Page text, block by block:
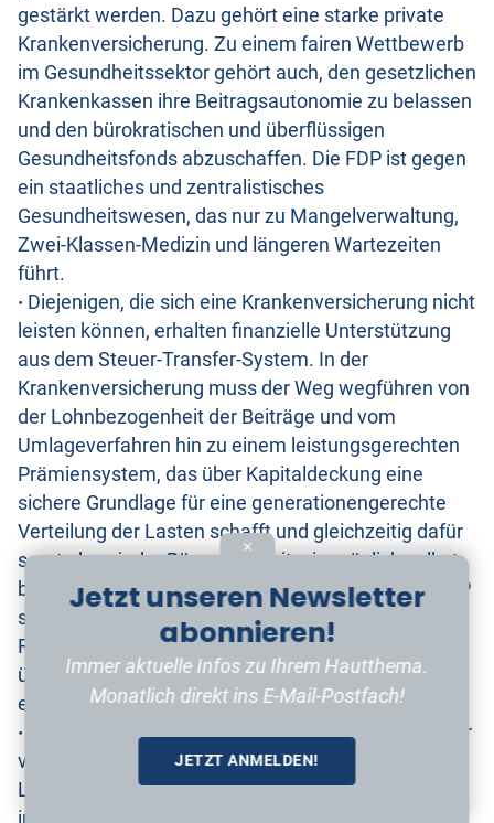
gestärkt werden. Dazu gehört eine starke private
Krankenversicherung. Zu einem fairen Wettbewerb
im Gesundheitssektor gehört auch, den gesetzlichen
Krankenkassen ihre Beitragsautonomie zu belassen
und den bürokratischen und überflüssigen
Gesundheitsfonds abzuschaffen. Die FDP ist gegen
ein staatliches und zentralistisches
Gesundheitswesen, das nur zu Mangelverwaltung,
Zwei-Klassen-Medizin und längeren Wartezeiten
führt.
· Diejenigen, die sich eine Krankenversicherung nicht
leisten können, erhalten finanzielle Unterstützung
aus dem Steuer-Transfer-System. In der
Krankenversicherung muss der Weg wegführen von
der Lohnbezogenheit der Beiträge und vom
Umlageverfahren hin zu einem leistungsgerechten
Prämiensystem, das über Kapitaldeckung eine
sichere Grundlage für eine generationengerechte
Verteilung der Lasten schafft und gleichzeitig dafür
sorgt, dass jeder Bürger so weit wie möglich selbst
bestimmen kann, was er wie absichern will. Die FDP
spricht sich aus für eine Pflicht zur Versicherung der
Risiken, die den Einzelnen im Krankheitsfall
überfordern würden, bei einem Versicherer der
eigenen Wahl.
·
Jede Generation soll vom Grundsatz her die von ihr
verursachten Gesundheitskosten über die gesamte
Lebenszeit selbst tragen. Das ist nur möglich, wenn
✕
Jetzt unseren Newsletter
abonnieren!
Immer aktuelle Infos zu Ihrem Hautthema.
Monatlich direkt ins E-Mail-Postfach!
JETZT ANMELDEN!